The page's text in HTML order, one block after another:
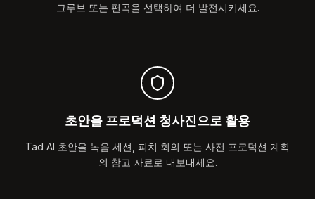
그루브 또는 편곡을 선택하여 더 발전시키세요.
초안을 프로덕션 청사진으로 활용
Tad AI 초안을 녹음 세션, 피치 회의 또는 사전 프로덕션 계획
의 참고 자료로 내보내세요.